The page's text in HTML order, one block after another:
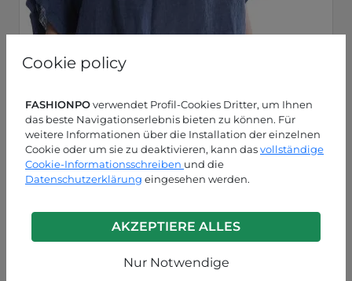
Cookie policy
FASHIONPOverwendet Profil-Cookies Dritter, um Ihnen
das beste Navigationserlebnis bieten zu können. Für
weitere Informationen über die Installation der einzelnen
Cookie oder um sie zu deaktivieren, kann dasvollständige
Cookie-Informationsschreiben und die
Datenschutzerklärung eingesehen werden.
AKZEPTIERE ALLES
Nur Notwendige